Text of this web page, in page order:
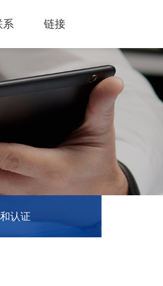
激光切割机
样品橱窗
应用影片
里程碑
新闻和活动
最新消息
参展消息
系 链接
Service
Shop
口
认证